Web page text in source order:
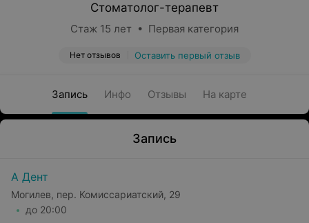
Стоматолог-терапевт
Стаж 15 лет • Первая категория
Нет отзывов Оставить первый отзыв
Запись Инфо Отзывы На карте
Запись
А Дент
Могилев, пер. Комиссариатский, 29
до 20:00